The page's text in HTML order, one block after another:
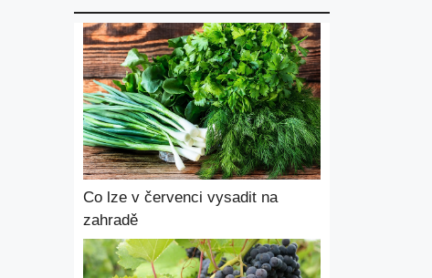
Co lze v červenci vysadit na
zahradě